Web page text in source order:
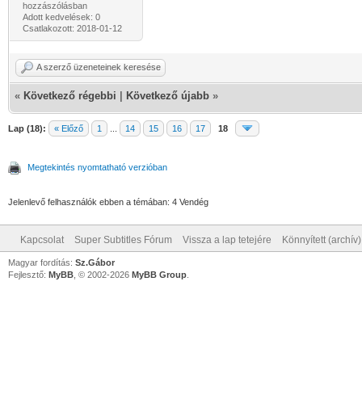
hozzászólásban
Adott kedvelések: 0
Csatlakozott: 2018-01-12
A szerző üzeneteinek keresése
« Következő régebbi Következő újabb »
Lap (18): « Előző 1 14 15 16 17 18
Megtekintés nyomtatható verzióban
Jelenlevő felhasználók ebben a témában: 4 Vendég
Kapcsolat Super Subtitles Fórum Vissza a lap tetejére Könnyített
Magyar fordítás: Sz.Gábor
Fejlesztő: MyBB , © 2002-2026 MyBB Group